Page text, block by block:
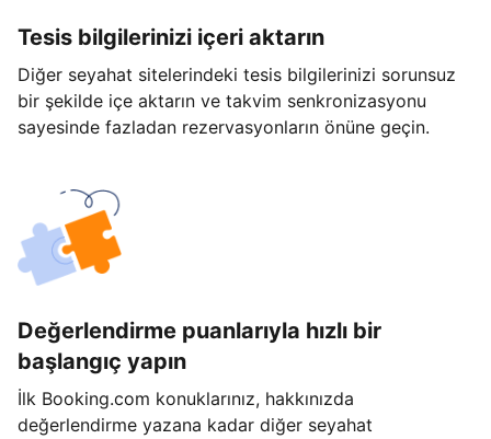
Tesis bilgilerinizi içeri aktarın
Diğer seyahat sitelerindeki tesis bilgilerinizi sorunsuz
bir şekilde içe aktarın ve takvim senkronizasyonu
sayesinde fazladan rezervasyonların önüne geçin.
Değerlendirme puanlarıyla hızlı bir
başlangıç yapın
İlk Booking.com konuklarınız, hakkınızda
değerlendirme yazana kadar diğer seyahat